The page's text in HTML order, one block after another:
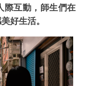
際互動，師生們在
好生活。